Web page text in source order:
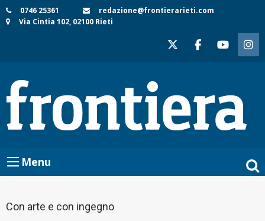
Skip
to
0746 25361
redazione@frontierarieti.com
Via Cintia 102, 02100 Rieti
Menu
Con arte e con ingegno